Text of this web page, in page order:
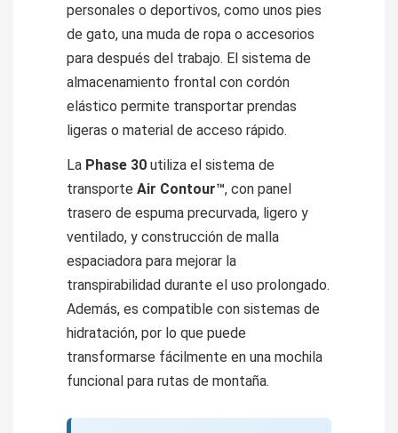
personales o deportivos, como unos pies
de gato, una muda de ropa o accesorios
para después del trabajo. El sistema de
almacenamiento frontal con cordón
elástico permite transportar prendas
ligeras o material de acceso rápido.
La Phase 30 utiliza el sistema de
transporte Air Contour™, con panel
trasero de espuma precurvada, ligero y
ventilado, y construcción de malla
espaciadora para mejorar la
transpirabilidad durante el uso prolongado.
Además, es compatible con sistemas de
hidratación, por lo que puede
transformarse fácilmente en una mochila
funcional para rutas de montaña.